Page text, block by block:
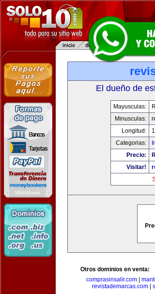
El dueño de
Mayusculas:
Minusculas:
Longitud:
Categorias:
Precio:
Visitar!
Otros dominios en venta:
comprasinsalir.com
revistademarcas.com